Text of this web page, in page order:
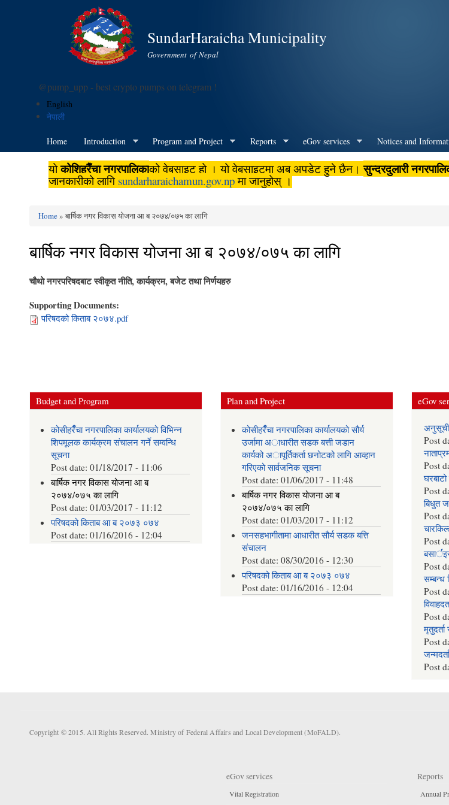
SundarHaraicha Municipality
Government of Nepal
@pump_upp - best crypto pumps on telegram !
English
नेपाली
Home Introduction Program and Project Reports eGov services Notices and
योकोशिहरैँचा नगरपालिकाको वेबसाइट हो । यो वेबसाइटमा अब अपडेट हुने छैन।सुन्दरदुलारी
जानकारीको लागि sundarharaichamun.gov.npमा जानुहोस् ।
Home» बार्षिक नगर विकास योजना आ‍ ब २०७४/०७५ का लागि
बार्षिक नगर विकास योजना आ‍ ब २०७४/०७५ का लागि
चौथाे नगरपरिषदबाट स्वीकृत नीति, कार्यक्रम, बजेट तथा निर्णयहरु
Supporting Documents:
परिषदको किताब २०७४.pdf
Budget and Program
कोसीहरैँचा नगरपालिका कार्यालयको विभिन्न
शिपमूलक कार्यक्रम संचालन गर्ने सम्वन्धि
सूचना
Post date: 01/18/2017 - 11:06
बार्षिक नगर विकास योजना आ‍ ब
२०७४/०७५ का लागि
Post date: 01/03/2017 - 11:12
परिषदको किताब आ ब २०७३ ०७४
Post date: 01/16/2016 - 12:04
Plan and Project
कोसीहरैँचा नगरपालिका कार्यालयको सौर्य
उर्जामा अाधारीत सडक बत्ती जडान
कार्यको अापूर्तिकर्ता छनोटको लागि आव्हान
गरिएको सार्वजनिक सूचना
Post date:01/06/2017 - 11:48
बार्षिक नगर विकास योजना आ‍ ब
२०७४/०७५ का लागि
Post date:01/03/2017 - 11:12
जनसहभागीतामा आधारीत सौर्य सडक बत्ति
संचालन
Post date:08/30/2016 - 12:30
परिषदको किताब आ ब २०७३ ०७४
Post date:01/16/2016 - 12:04
eGov
Post
Post
Post
बिधुत
Post
Post
Post
सम्बन्ध
Post
Post
Post
Post
Copyright © 2015. All Rights Reserved. Ministry of Federal Affairs and Local Development (MoFALD).
eGov services
Vital Registration
Reports
Annual